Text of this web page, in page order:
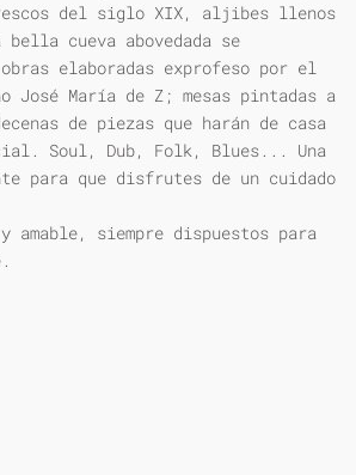
del siglo XIX, aljibes llenos
cueva abovedada se
elaboradas exprofeso por el
José María de Z; mesas pintadas a
de piezas que harán de casa
Soul, Dub, Folk, Blues... Una
para que disfrutes de un cuidado
siempre dispuestos para